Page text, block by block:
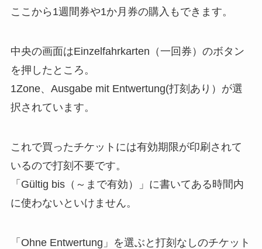
ここから1週間券や1か月券の購入もできます。
中央の画面はEinzelfahrkarten（一回券）のボタン
を押したところ。
1Zone、Ausgabe mit Entwertung(打刻あり）が選
択されています。
これで買ったチケットには有効期限が印刷されて
いるので打刻不要です。
「Gültig bis（～まで有効）」に書いてある時間内
に使わないといけません。
「Ohne Entwertung」を選ぶと打刻なしのチケット